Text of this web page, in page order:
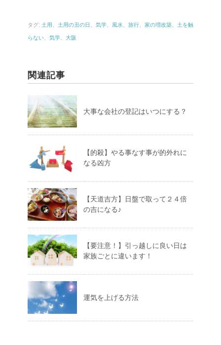
タグ: 土用、土用の丑の日、気学、風水、旅行、家の増改築、土を触
らない、気学、大阪
関連記事
大事な会社の登記はいつにする？
【的殺】やる事なす事が的外れに
なる凶方
【天道吉方】日盤で取って２４倍
の吉になる♪
【要注意！】引っ越しに良い日は
家族ごとに違います！
運気を上げる方法